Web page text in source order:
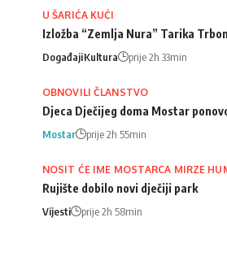
U ŠARIĆA KUĆI
Izložba “Zemlja Nura” Tarika
DogađajiKultura prije 2h 33min
OBNOVILI ČLANSTVO
Djeca Dječijeg doma Mostar
Mostar prije 2h 55min
NOSIT ĆE IME MOSTARCA MIRZE
Rujište dobilo novi dječiji park
Vijesti prije 2h 58min